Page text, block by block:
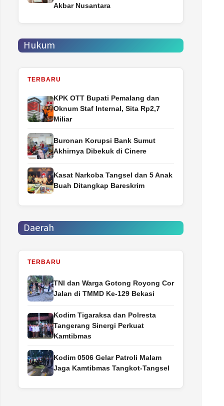
Akbar Nusantara
Hukum
TERBARU
‎KPK OTT Bupati Pemalang dan
Oknum Staf Internal, Sita Rp2,7
Miliar
Buronan Korupsi Bank Sumut
Akhirnya Dibekuk di Cinere
Kasat Narkoba Tangsel dan 5 Anak
Buah Ditangkap Bareskrim
Daerah
TERBARU
TNI dan Warga Gotong Royong Cor
Jalan di TMMD Ke-129 Bekasi
Kodim Tigaraksa dan Polresta
Tangerang Sinergi Perkuat
Kamtibmas
Kodim 0506 Gelar Patroli Malam
Jaga Kamtibmas Tangkot-Tangsel